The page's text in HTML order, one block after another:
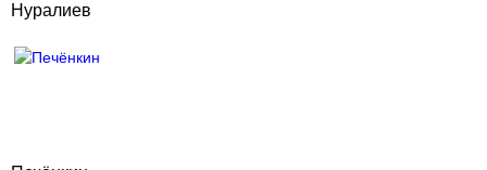
Нуралиев